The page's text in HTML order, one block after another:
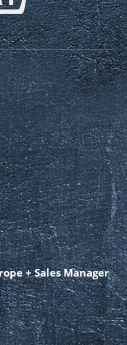
+ Sales Manager